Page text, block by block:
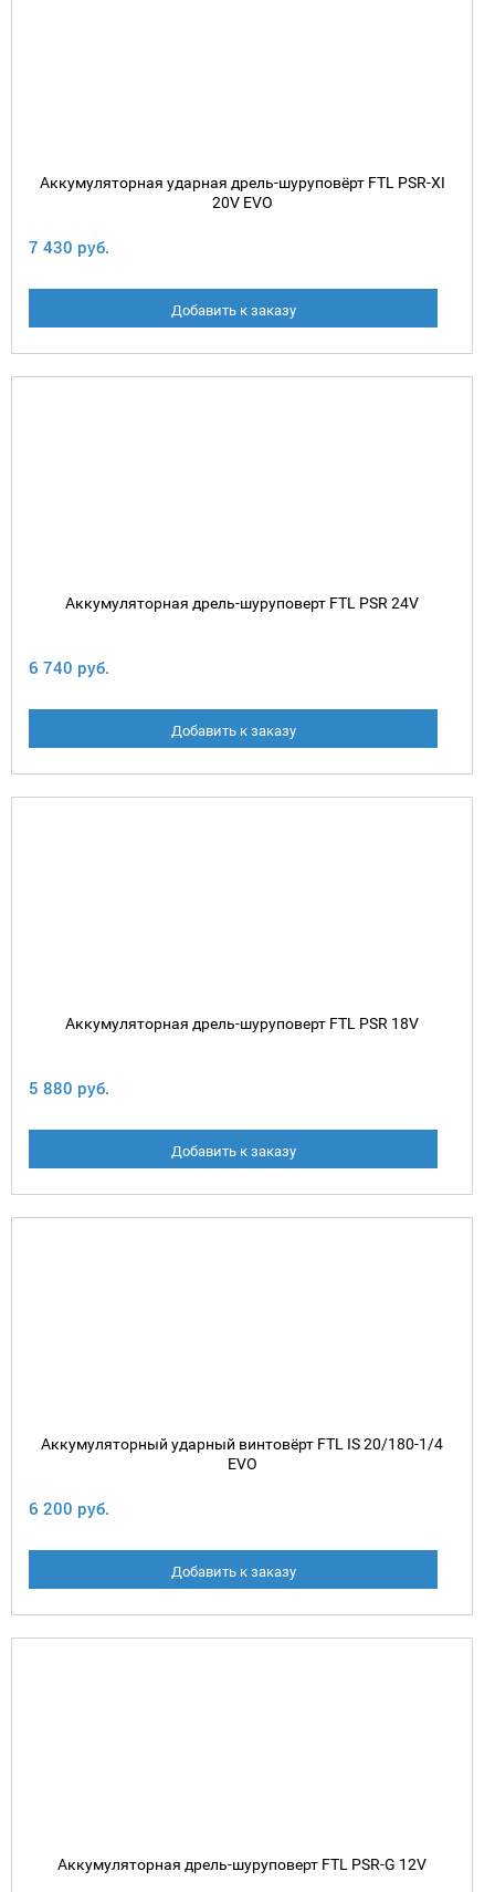
Аккумуляторная ударная дрель-шуруповёрт FTL PSR-XI
20V EVO
7 430 руб.
Добавить к заказу
Аккумуляторная дрель-шуруповерт FTL PSR 24V
6 740 руб.
Добавить к заказу
Аккумуляторная дрель-шуруповерт FTL PSR 18V
5 880 руб.
Добавить к заказу
Аккумуляторный ударный винтовёрт FTL IS 20/180-1/4
EVO
6 200 руб.
Добавить к заказу
Аккумуляторная дрель-шуруповерт FTL PSR-G 12V